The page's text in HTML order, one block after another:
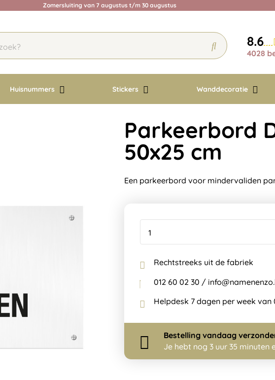
Zomersluiting van 7 augustus t/m 30 augustus
8.6
4028
Huisnummers Stickers Wanddecoratie
Parkeerbord
50x25 cm
Een parkeerbord voor mindervaliden
Rechtstreeks uit de fabriek
012 60 02 30 /
Helpdesk 7 dagen per week van
Bestelling vandaag
Je hebt nog 3 uur 35 minuten